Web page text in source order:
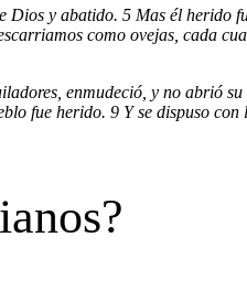
Dios y abatido. 5 Mas él herido
como ovejas, cada
enmudeció, y no abrió
fue herido. 9 Y se dispuso